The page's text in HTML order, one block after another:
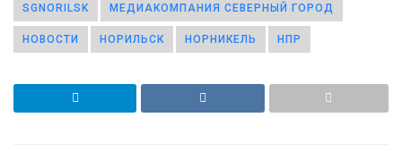
SGNORILSK МЕДИАКОМПАНИЯ СЕВЕРНЫЙ ГОРОД
НОВОСТИ НОРИЛЬСК НОРНИКЕЛЬ НПР